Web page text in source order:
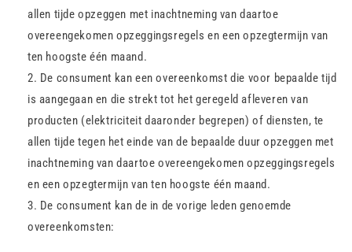
allen tijde opzeggen met inachtneming van daartoe
overeengekomen opzeggingsregels en een opzegtermijn van
ten hoogste één maand.
De consument kan een overeenkomst die voor bepaalde tijd
is aangegaan en die strekt tot het geregeld afleveren van
producten (elektriciteit daaronder begrepen) of diensten, te
allen tijde tegen het einde van de bepaalde duur opzeggen met
inachtneming van daartoe overeengekomen opzeggingsregels
en een opzegtermijn van ten hoogste één maand.
De consument kan de in de vorige leden genoemde
overeenkomsten: